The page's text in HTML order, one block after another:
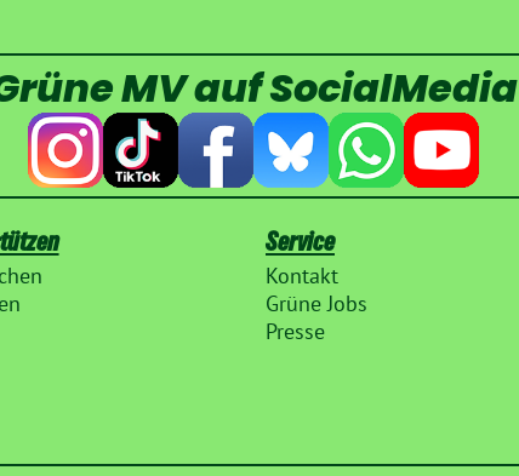
MV auf SocialMedia
Service
Kontakt
Grüne Jobs
Presse